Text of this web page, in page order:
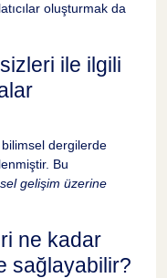
oluşturmak da
ile ilgili
dergilerde
Bu
gelişim üzerine
ne kadar
sağlayabilir?